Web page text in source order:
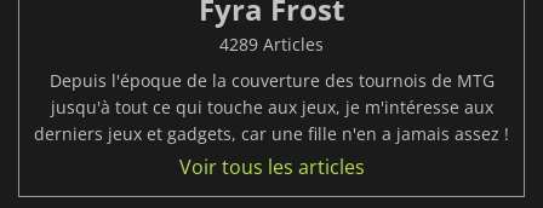
Fyra Frost
4289 Articles
Depuis l'époque de la couverture des tournois de MTG
jusqu'à tout ce qui touche aux jeux, je m'intéresse aux
derniers jeux et gadgets, car une fille n'en a jamais assez !
Voir tous les articles